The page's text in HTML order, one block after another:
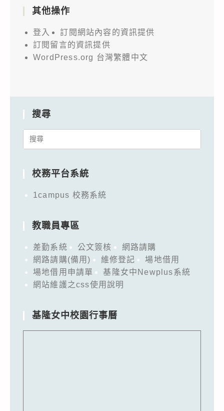
其他操作
登入
訂閱網站內容的資訊提供
訂閱留言的資訊提供
WordPress.org 台灣繁體中文
搜尋
Search
校務平台系統
1campus 校務系統
教職員專區
差勤系統 公文簽核
網路請購
網路請購(備用)
維修登記
場地借用
場地借用申請單
基隆女中Newplus系統
網站維護之css使用說明
基隆女中校園行事曆